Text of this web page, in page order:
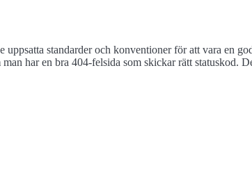
standarder och konventioner för att vara en
har en bra 404-felsida som skickar rätt statuskod.